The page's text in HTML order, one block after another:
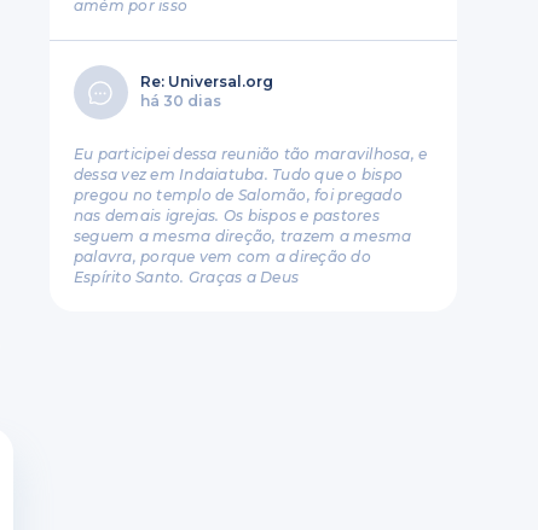
amém por isso
Re: Universal.org
há 30 dias
Eu participei dessa reunião tão maravilhosa, e
dessa vez em Indaiatuba. Tudo que o bispo
pregou no templo de Salomão, foi pregado
nas demais igrejas. Os bispos e pastores
seguem a mesma direção, trazem a mesma
palavra, porque vem com a direção do
Espírito Santo. Graças a Deus